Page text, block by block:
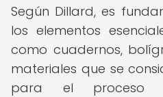
Según Dillard, es
los elementos
como cuadernos,
materiales que se
para el proceso